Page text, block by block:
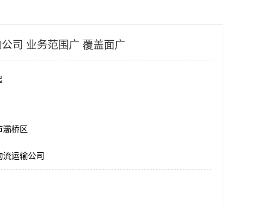
司 业务范围广 覆盖面广
灞桥区
运输公司